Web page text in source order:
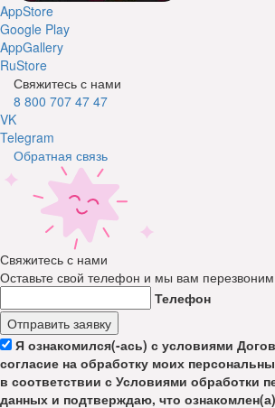
AppStore
Google Play
AppGallery
RuStore
Свяжитесь с нами
8 800 707 47 47
VK
Telegram
Обратная связь
Свяжитесь с нами
Оставьте свой телефон и мы вам перезвоним
Телефон
Отправить заявку
Я ознакомился(-ась) с условиями
согласие на обработку моих
в соответствии с Условиями обработки
данных и подтверждаю, что